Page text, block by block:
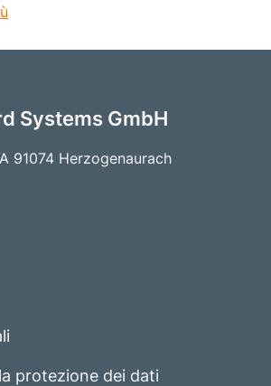
Systems GmbH
91074 Herzogenaurach
protezione dei dati